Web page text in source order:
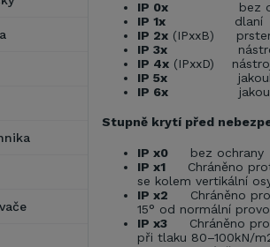
IP 0x bez
IP 1x
dlaní /
IP 2x (IPxxB)
IP 3x nástrojem
IP 4x (IPxxD)
IP 5x jakoukoliv
IP 6x jakoukoliv
Stupně krytí před
IP x0 bez ochrany
IP x1 Chráněno proti
se kolem vertikální
IP x2 Chráněno
15° od normální
IP x3 Chráněno
při tlaku 80–100kN/